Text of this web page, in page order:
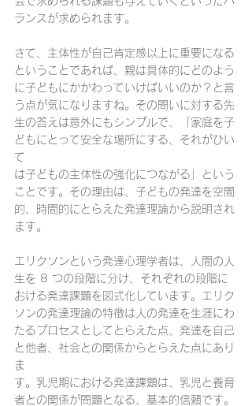
ランスが求められます。
さて、主体性が自己肯定感以上に重要になる
ということであれば、親は具体的にどのよう
に子どもにかかわっていけばいいのか？と言
う点が気になりますね。その問いに対する先
生の答えは意外にもシンプルで、「家庭を子
どもにとって安全な場所にする、それがひい
て
は子どもの主体性の強化につながる」という
ことです。その理由は、子どもの発達を空間
的、時間的にとらえた発達理論から説明され
ます。
エリクソンという発達心理学者は、人間の人
生を 8 つの段階に分け、それぞれの段階に
おける発達課題を図式化しています。エリク
ソンの発達理論の特徴は人の発達を生涯にわ
たるプロセスとしてとらえた点、発達を自己
と他者、社会との関係からとらえた点にあり
ま
す。乳児期における発達課題は、乳児と養育
者との関係が問題となる、基本的信頼です。